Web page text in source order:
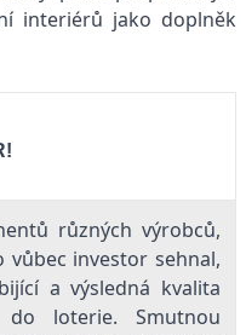
interiérů jako doplněk
různých výrobců,
investor sehnal,
a výsledná kvalita
loterie. Smutnou